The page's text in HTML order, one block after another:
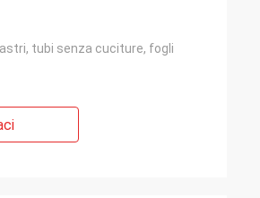
tubi senza cuciture, fogli